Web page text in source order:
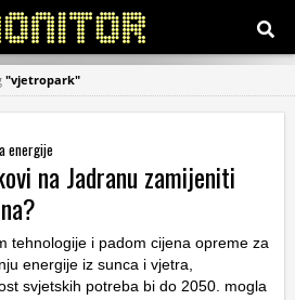
"vjetropark"
energije
na Jadranu zamijeniti
tehnologije i padom cijena opreme za
energije iz sunca i vjetra,
svjetskih potreba bi do 2050. mogla